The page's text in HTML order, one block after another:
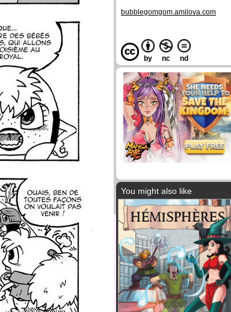
bubblegomgom.amilova.com
by nc nd
You might also like